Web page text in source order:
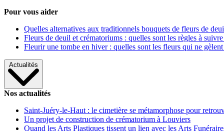
Pour vous aider
Quelles alternatives aux traditionnels bouquets de fleurs de
Fleurs de deuil et crématoriums : quelles sont les règles à
Fleurir une tombe en hiver : quelles sont les fleurs qui ne gèlent
Actualités
Nos actualités
Saint-Juéry-le-Haut : le cimetière se métamorphose pour
Un projet de construction de crématorium à Louviers
Quand les Arts Plastiques tissent un lien avec les Arts